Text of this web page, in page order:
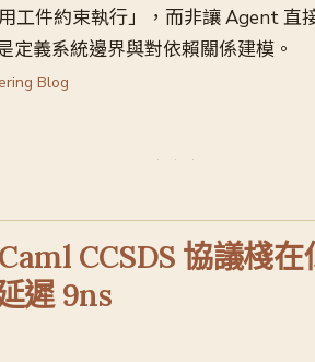
工件約束執行」，而非讓 Agent 直
定義系統邊界與對依賴關係建模。
Blog
CCSDS 協議棧在
遲 9ns